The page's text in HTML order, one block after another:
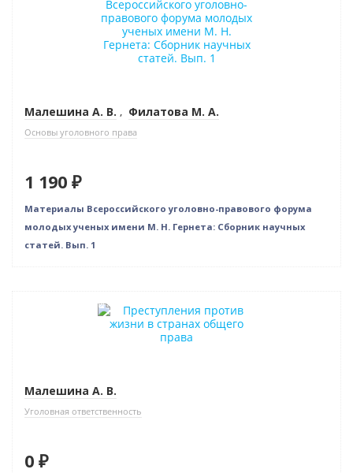
Малешина А. В. , Филатова М. А.
Основы уголовного права
1 190 ₽
Материалы Всероссийского уголовно-правового форума
молодых ученых имени М. Н. Гернета: Сборник научных
статей. Вып. 1
Нет в наличии
Малешина А. В.
Уголовная ответственность
0 ₽